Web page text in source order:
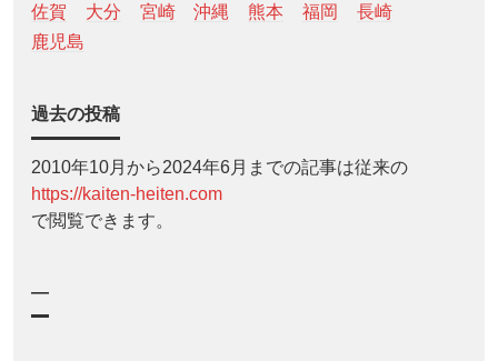
佐賀 大分 宮崎 沖縄 熊本 福岡
長崎
鹿児島
過去の投稿
2010年10月から2024年6月までの記事は従来の
https://kaiten-heiten.com
で閲覧できます。
—